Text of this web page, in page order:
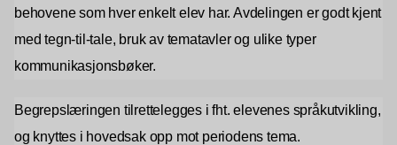
behovene som hver enkelt elev har. Avdelingen er godt kjent
med tegn-til-tale, bruk av tematavler og ulike typer
kommunikasjonsbøker.
Begrepslæringen tilrettelegges i fht. elevenes språkutvikling,
og knyttes i hovedsak opp mot periodens tema.